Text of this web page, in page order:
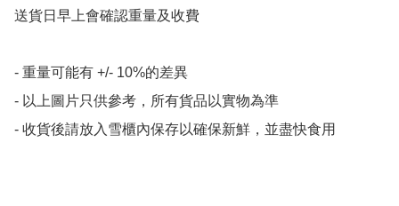
送貨日早上會確認重量及收費
- 重量可能有 +/- 10%的差異
- 以上圖片只供參考，所有貨品以實物為準
- 收貨後請放入雪櫃內保存以確保新鮮，並盡快食用